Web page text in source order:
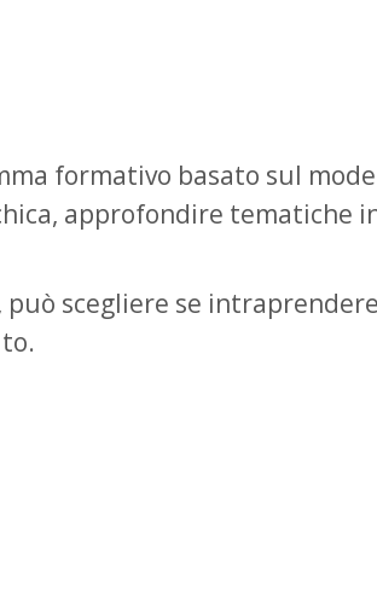
formativo basato sul
approfondire tematiche
scegliere se